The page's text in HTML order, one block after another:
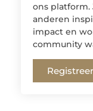
ons platform.
anderen
impact en
community